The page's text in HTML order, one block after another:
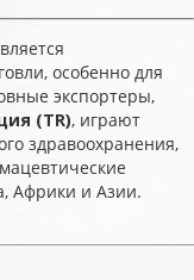
особенно для
экспортеры,
(TR) , играют
здравоохранения,
Африки и Азии.